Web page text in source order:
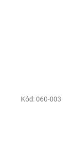
Kód:060-003